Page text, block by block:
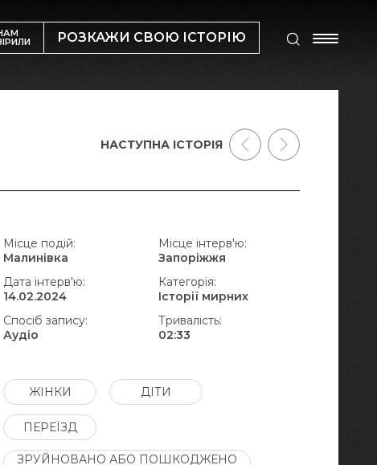
РОЗКАЖИ СВОЮ ІСТОРІЮ
Місце подій:
Малинівка
Місце інтерв'ю:
Запоріжжя
Дата інтерв'ю:
14.02.2024
Категорія:
Історії мирних
Спосіб запису:
Аудіо
Тривалість:
02:33
ЖІНКИ ДІТИ
ПЕРЕЇЗД
ЗРУЙНОВАНО АБО ПОШКОДЖЕНО
НАСТУПНА ІСТОРІЯ